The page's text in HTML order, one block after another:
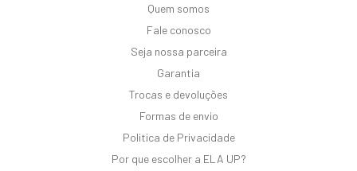
Quem somos
Fale conosco
Seja nossa parceira
Garantia
Trocas e devoluções
Formas de envio
Politica de Privacidade
Por que escolher a ELA UP?